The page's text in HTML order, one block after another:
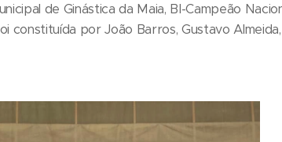
de Ginástica da Maia, BI-Campeão
constituída por João Barros, Gustavo